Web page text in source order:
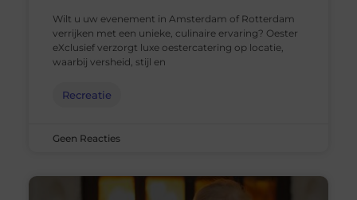
Wilt u uw evenement in Amsterdam of Rotterdam
verrijken met een unieke, culinaire ervaring? Oester
eXclusief verzorgt luxe oestercatering op locatie,
waarbij versheid, stijl en
Recreatie
Geen Reacties